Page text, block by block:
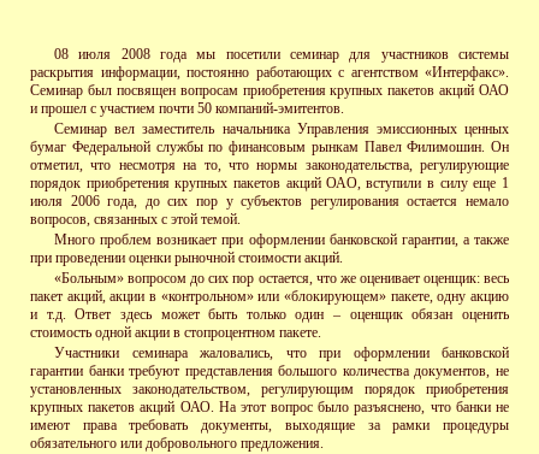
08 июля 2008 года мы посетили семинар для участников системы
раскрытия информации, постоянно работающих с агентством «Интерфакс».
Семинар был посвящен вопросам приобретения крупных пакетов акций ОАО
и прошел с участием почти 50 компаний-эмитентов.
Семинар вел заместитель начальника Управления эмиссионных ценных
бумаг Федеральной службы по финансовым рынкам Павел Филимошин. Он
отметил, что несмотря на то, что нормы законодательства, регулирующие
порядок приобретения крупных пакетов акций ОАО, вступили в силу еще 1
июля 2006 года, до сих пор у субъектов регулирования остается немало
вопросов, связанных с этой темой.
Много проблем возникает при оформлении банковской гарантии, а также
при проведении оценки рыночной стоимости акций.
«Больным» вопросом до сих пор остается, что же оценивает оценщик: весь
пакет акций, акции в «контрольном» или «блокирующем» пакете, одну акцию
и т.д. Ответ здесь может быть только один – оценщик обязан оценить
стоимость одной акции в стопроцентном пакете.
Участники семинара жаловались, что при оформлении банковской
гарантии банки требуют представления большого количества документов, не
установленных законодательством, регулирующим порядок приобретения
крупных пакетов акций ОАО. На этот вопрос было разъяснено, что банки не
имеют права требовать документы, выходящие за рамки процедуры
обязательного или добровольного предложения.